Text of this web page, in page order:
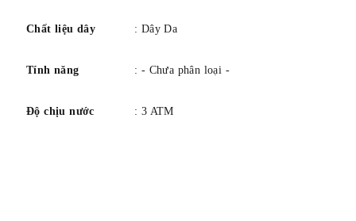
Chất liệu dây : Dây Da
Tính năng : - Chưa phân loại -
Độ chịu nước : 3 ATM